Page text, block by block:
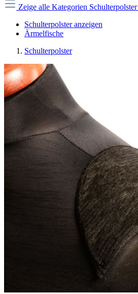
Zeige alle Kategorien Schulterpolster
Schulterpolster anzeigen
Ärmelfische
Schulterpolster